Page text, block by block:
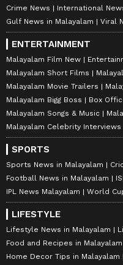
Crime News
International
Gulf News in Malayalam
Viral
ENTERTAINMENT
Malayalam Film New
Malayalam Short Films
Malayalam Movie Trailers
Malayalam Bigg Boss
Box
Malayalam Songs & Music
Malayalam Celebrity Interviews
SPORTS
Sports News in Malayalam
Football News in Malayalam
IPL News Malayalam
World
LIFESTYLE
Lifestyle News in Malayalam
Food and Recipes in Malayalam
Home Decor Tips in Malayalam